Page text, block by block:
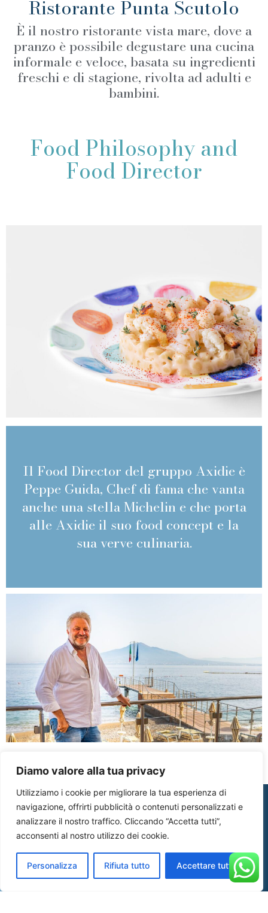
Diamo valore alla tua privacy
Utilizziamo i cookie per migliorare la tua esperienza di
navigazione, offrirti pubblicità o contenuti personalizzati e
analizzare il nostro traffico. Cliccando “Accetta tutti”,
acconsenti al nostro utilizzo dei cookie.
Personalizza Rifiuta tutto Accettare tutto
Ristorante Punta Scutolo
È il nostro ristorante vista mare, dove a
pranzo è possibile degustare una cucina
informale e veloce, basata su ingredienti
freschi e di stagione, rivolta ad adulti e
bambini.
Food Philosophy and
Food Director
Il Food Director del gruppo Axidie è
Peppe Guida, Chef di fama che vanta
anche una stella Michelin e che porta
alle Axidie il suo food concept e la
sua verve culinaria.